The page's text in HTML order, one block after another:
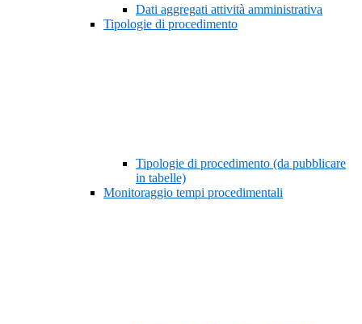
Dati aggregati attività amministrativa
Tipologie di procedimento
Tipologie di procedimento (da pubblicare
in tabelle)
Monitoraggio tempi procedimentali